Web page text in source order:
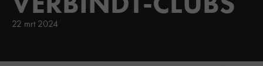
22 mrt 2024